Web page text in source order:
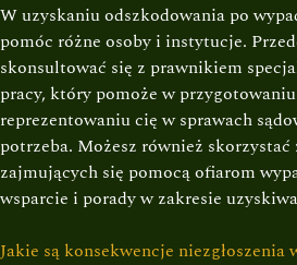
W uzyskaniu odszkodowania po
pomóc różne osoby i instytucje.
skonsultować się z prawnikiem
pracy, który pomoże w
reprezentowaniu cię w sprawach
potrzeba. Możesz również
zajmujących się pomocą ofiarom
wsparcie i porady w zakresie
Jakie są konsekwencje niezgłoszenia